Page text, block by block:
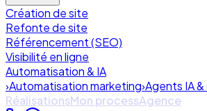
Création de site
Refonte de site
Référencement (SEO)
Visibilité en ligne
Automatisation & IA
›Automatisation marketing›Agents IA
RéalisationsMon processAgence